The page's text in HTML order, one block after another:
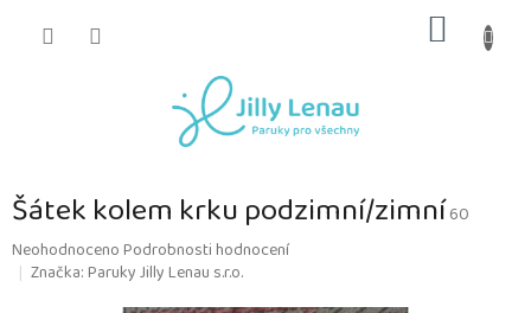
KOŠÍK
Šátek kolem krku podzimní/zimní60
Průměrné
hodnocení
NeohodnocenoPodrobnosti hodnocení
Značka:Paruky Jilly Lenau s.r.o.